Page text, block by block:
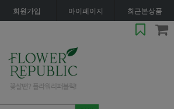
회원가입 마이페이지 최근본상품